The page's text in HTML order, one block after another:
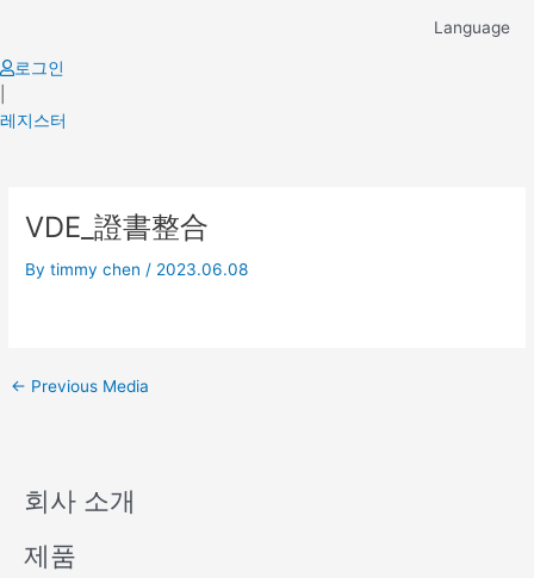
content
Language
로그인
레지스터
VDE_證書整合
Bytimmy chen / 2023.06.08
navigation
← Previous Media
회사 소개
제품